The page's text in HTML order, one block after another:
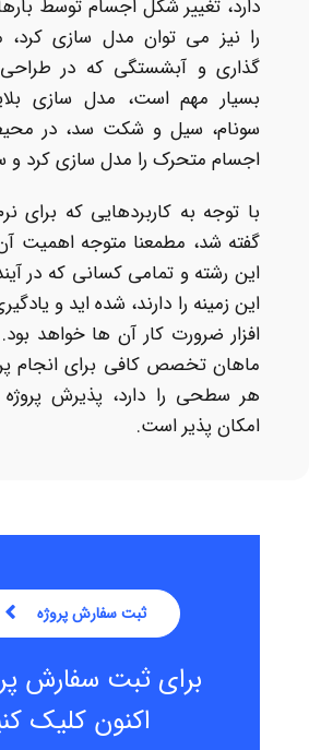
دارد، تغییر شکل اجسام توسط
را نیز می توان مدل سازی
گذاری و آبشستگی که در
بسیار مهم است، مدل سازی
سونام، سیل و شکت سد، در
اجسام متحرک را مدل سازی کرد و
با توجه به کاربردهایی که برای
گفته شد، مطمعنا متوجه اهمیت
این رشته و تمامی کسانی که در
این زمینه را دارند، شده اید و
افزار ضرورت کار آن ها خواهد
ماهان تخصص کافی برای انجام
هر سطحی را دارد، پذیرش
امکان پذیر است.
ثبت سفارش پروژه
برای ثبت سفارش
اکنون کلیک